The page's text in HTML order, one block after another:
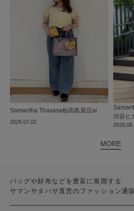
2026.07.02
Samantha Thavasa柏高島屋店ai
渋谷ヒ
MORE
バッグや財布などを豊富に展開する
サマンサタバサ直営のファッション通